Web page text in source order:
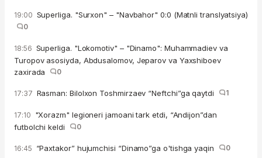
19:00 Superliga. "Surxon" – "Navbahor" 0:0 (Matnli translyatsiya)
0
18:56 Superliga. "Lokomotiv" – "Dinamo": Muhammadiev va
Turopov asosiyda, Abdusalomov, Jeparov va Yaxshiboev
zaxirada
0
17:37 Rasman: Bilolxon Toshmirzaev “Neftchi”ga qaytdi 1
17:10 "Xorazm" legioneri jamoani tark etdi, “Andijon”dan
futbolchi keldi
0
16:45 “Paxtakor” hujumchisi “Dinamo”ga o'tishga yaqin 0